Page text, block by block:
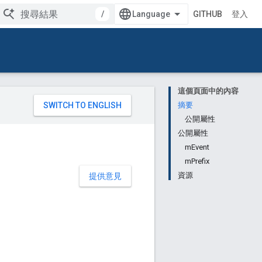
/ GITHUB 登入
這個頁面中的內容
摘要
公開屬性
公開屬性
mEvent
mPrefix
資源
提供意見